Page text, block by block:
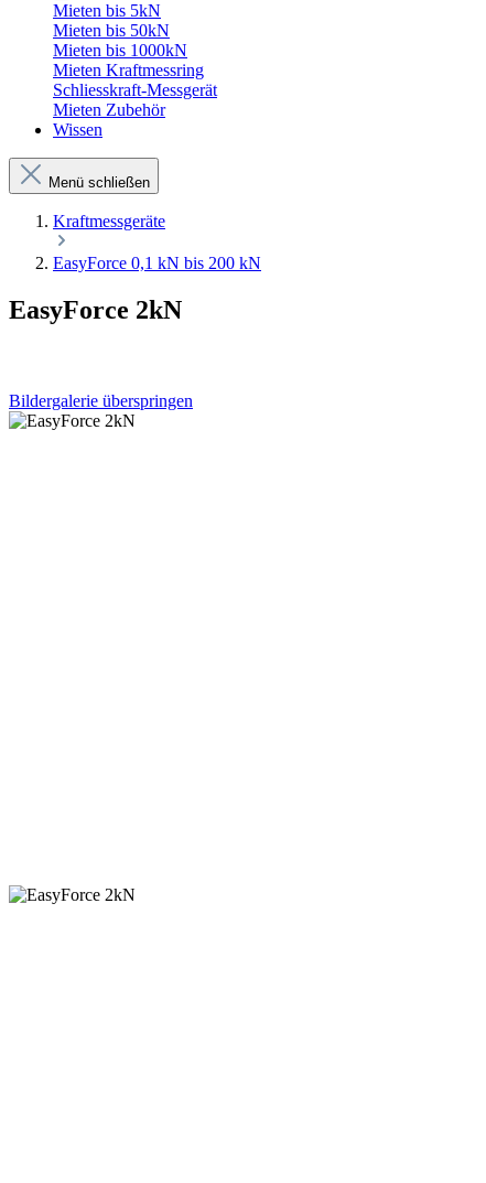
Mieten bis 5kN
Mieten bis 50kN
Mieten bis 1000kN
Mieten Kraftmessring
Schliesskraft-Messgerät
Mieten Zubehör
Wissen
Menü schließen
Kraftmessgeräte
EasyForce 0,1 kN bis 200 kN
EasyForce 2kN
Bildergalerie überspringen